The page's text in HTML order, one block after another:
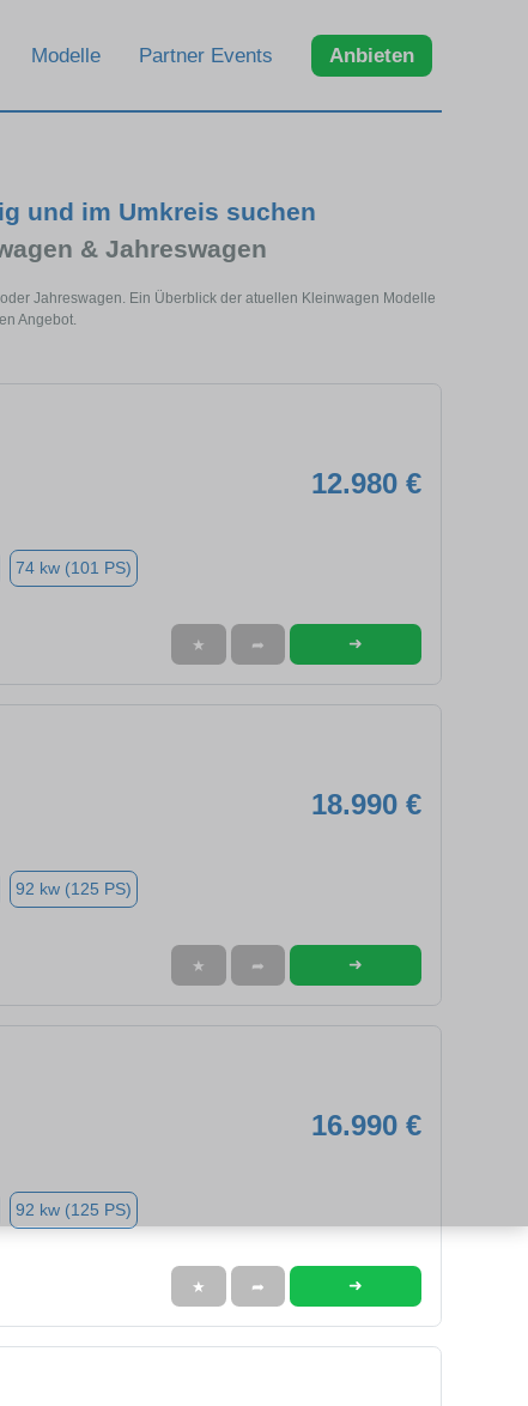
Modelle Partner Events Anbieten
und im Umkreis suchen
& Jahreswagen
Jahreswagen. Ein Überblick der atuellen Kleinwagen Modelle
Angebot.
12.980 €
74 kw (101 PS)
★ ➦ ➜
18.990 €
92 kw (125 PS)
★ ➦ ➜
16.990 €
92 kw (125 PS)
★ ➦ ➜